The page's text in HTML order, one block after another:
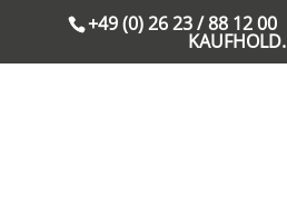
+49 (0) 26 23 / 88 12 00